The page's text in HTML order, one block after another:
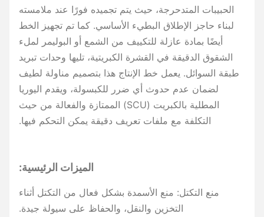
الحبيبات المتدحرجة، حيث يتم تجميده فورًا عند ملامسته
لبناء حاجز الإطلاق البطيء الأساسي. كما تم تجهيز الخط
أيضًا بمادة عازلة للتكييف من الشمع أو البوليمر لملء
الشقوق الدقيقة في القشرة الكبريتية، تليها وحدات تبريد
طبقة السوائل. يعمل خط الإنتاج هذا بتصميم مناولة لطيف
لضمان عدم حدوث أي ضرر للكبسولة، ويقدم اليوريا
المطلية بالكبريت (SCU) الممتازة والفعالة من حيث
التكلفة مع ملفات تعريف دقيقة يمكن التحكم فيها.
الميزات الرئيسية:
منع التكتل: منع الأسمدة بشكل فعال من التكتل أثناء
التخزين والنقل، والحفاظ على سيولة جيدة.